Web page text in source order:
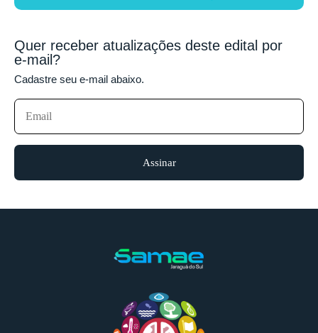
Quer receber atualizações deste edital por
e-mail?
Cadastre seu e-mail abaixo.
Assinar